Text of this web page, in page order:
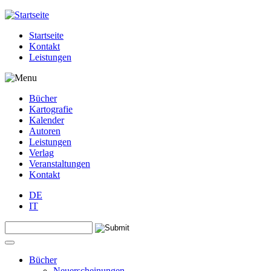
Jump to navigation
Startseite
Kontakt
Leistungen
Bücher
Kartografie
Kalender
Autoren
Leistungen
Verlag
Veranstaltungen
Kontakt
DE
IT
Suchformular
Bücher